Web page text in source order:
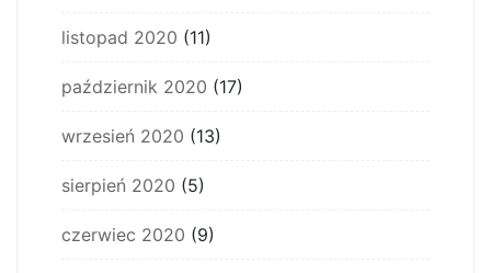
listopad 2020 (11)
październik 2020 (17)
wrzesień 2020 (13)
sierpień 2020 (5)
czerwiec 2020 (9)